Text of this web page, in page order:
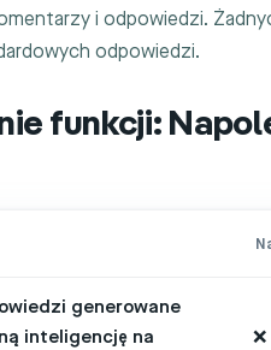
i odpowiedzi.
odpowiedzi.
funkcji:
generowane
inteligencję na